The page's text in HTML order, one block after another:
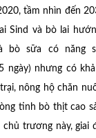
tầm nhìn đến
Sind và bò lai
bò sữa có năng
ngày) nhưng có
nông hộ chăn
tinh bò thịt cao
chủ trương này, giai